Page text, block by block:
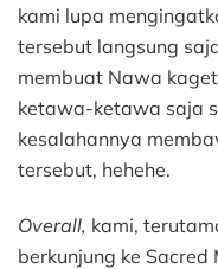
kami lupa
tersebut langsung
membuat Nawa
ketawa-ketawa saja
kesalahannya
tersebut, hehehe.
Overall, kami,
berkunjung ke